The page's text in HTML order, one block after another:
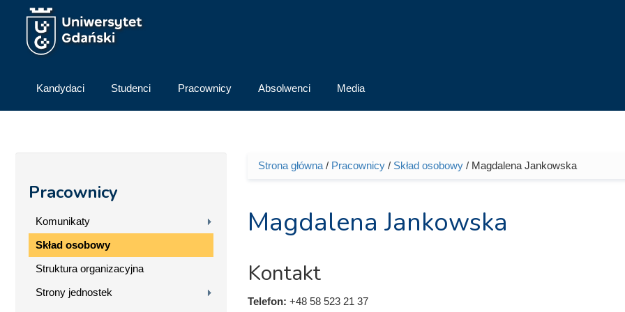
Przejdź do treści
Kandydaci Studenci Pracownicy Absolwenci Media
Pracownicy
Komunikaty
Skład osobowy
Struktura organizacyjna
Strony jednostek
Jesteś tutaj
Strona główna/ Pracownicy/ Skład osobowy/ Magdalena Jankowska
Magdalena Jankowska
Kontakt
Telefon: +48 58 523 21 37